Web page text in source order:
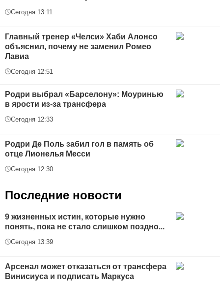
Сегодня 13:11
Главный тренер «Челси» Хаби Алонсо
объяснил, почему не заменил Ромео
Лавиа
Сегодня 12:51
Родри выбрал «Барселону»: Моуринью
в ярости из-за трансфера
Сегодня 12:33
Родри Де Поль забил гол в память об
отце Лионелья Месси
Сегодня 12:30
Последние новости
9 жизненных истин, которые нужно
понять, пока не стало слишком поздно...
Сегодня 13:39
Арсенал может отказаться от трансфера
Винисиуса и подписать Маркуса